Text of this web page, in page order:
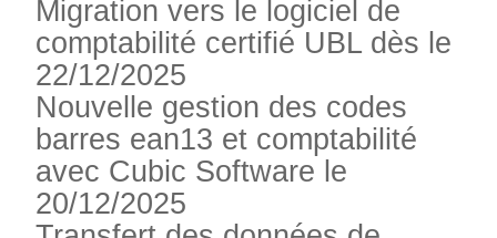
Migration vers le logiciel de
comptabilité certifié UBL dès le
22/12/2025
Nouvelle gestion des codes
barres ean13 et comptabilité
avec Cubic Software le
20/12/2025